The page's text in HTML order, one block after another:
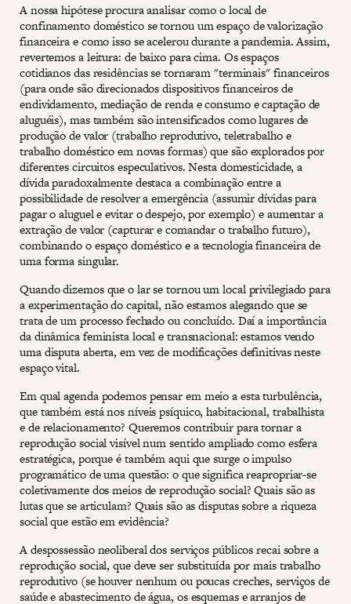
A nossa hipótese procura analisar como o local de
confinamento doméstico se tornou um espaço de valorização
financeira e como isso se acelerou durante a pandemia. Assim,
revertemos a leitura: de baixo para cima. Os espaços
cotidianos das residências se tornaram "terminais" financeiros
(para onde são direcionados dispositivos financeiros de
endividamento, mediação de renda e consumo e captação de
aluguéis), mas também são intensificados como lugares de
produção de valor (trabalho reprodutivo, teletrabalho e
trabalho doméstico em novas formas) que são explorados por
diferentes circuitos especulativos. Nesta domesticidade, a
dívida paradoxalmente destaca a combinação entre a
possibilidade de resolver a emergência (assumir dívidas para
pagar o aluguel e evitar o despejo, por exemplo) e aumentar a
extração de valor (capturar e comandar o trabalho futuro),
combinando o espaço doméstico e a tecnologia financeira de
uma forma singular.
Quando dizemos que o lar se tornou um local privilegiado para
a experimentação do capital, não estamos alegando que se
trata de um processo fechado ou concluído. Daí a importância
da dinâmica feminista local e transnacional: estamos vendo
uma disputa aberta, em vez de modificações definitivas neste
espaço vital.
Em qual agenda podemos pensar em meio a esta turbulência,
que também está nos níveis psíquico, habitacional, trabalhista
e de relacionamento? Queremos contribuir para tornar a
reprodução social visível num sentido ampliado como esfera
estratégica, porque é também aqui que surge o impulso
programático de uma questão: o que significa reapropriar-se
coletivamente dos meios de reprodução social? Quais são as
lutas que se articulam? Quais são as disputas sobre a riqueza
social que estão em evidência?
A despossessão neoliberal dos serviços públicos recai sobre a
reprodução social, que deve ser substituída por mais trabalho
reprodutivo (se houver nenhum ou poucas creches, serviços de
saúde e abastecimento de água, os esquemas e arranjos de